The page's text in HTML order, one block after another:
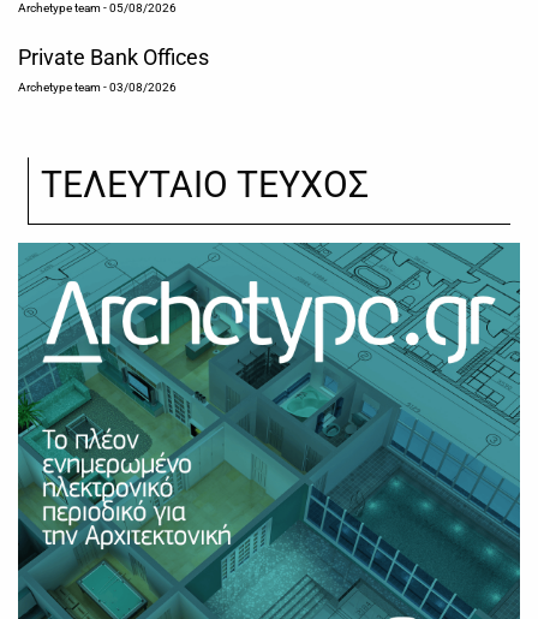
Archetype team- 05/08/2026
Private Bank Offices
Archetype team- 03/08/2026
ΤΕΛΕΥΤΑΙΟ ΤΕΥΧΟΣ